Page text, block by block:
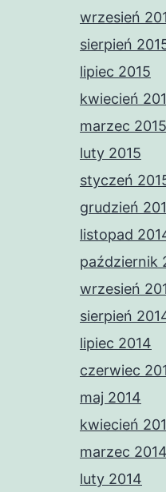
wrzesień
sierpień
lipiec 2015
kwiecień
marzec 2015
luty 2015
styczeń
grudzień
listopad
październik
wrzesień
sierpień
lipiec 2014
czerwiec
maj 2014
kwiecień
marzec 2014
luty 2014